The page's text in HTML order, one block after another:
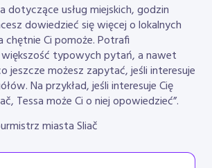
dotyczące usług miejskich, godzin
dowiedzieć się więcej o lokalnych
chętnie Ci pomoże. Potrafi
typowych pytań, a nawet
jeszcze możesz zapytać, jeśli interesuje
Na przykład, jeśli interesuje Cię
Tessa może Ci o niej opowiedzieć”.
miasta Sliač